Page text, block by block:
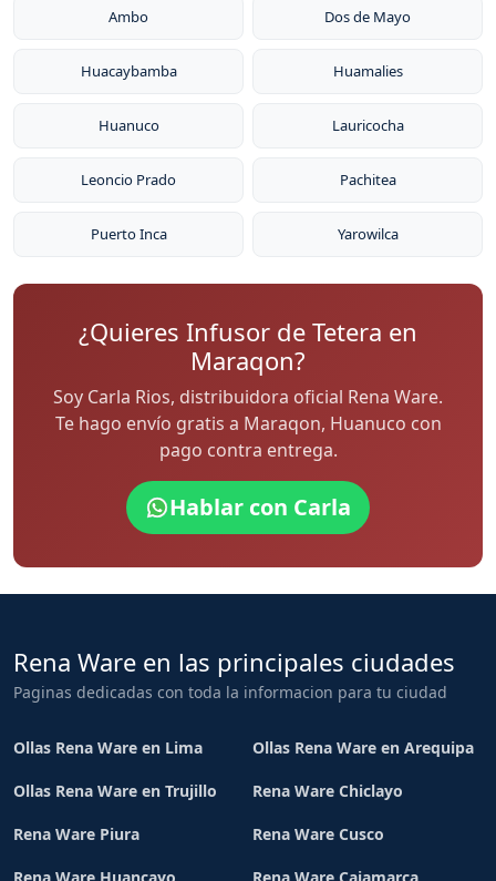
Ambo Dos de Mayo
Huacaybamba Huamalies
Huanuco Lauricocha
Leoncio Prado Pachitea
Puerto Inca Yarowilca
¿Quieres Infusor de Tetera en
Maraqon?
Soy Carla Rios, distribuidora oficial Rena Ware.
Te hago envío gratis a Maraqon, Huanuco con
pago contra entrega.
Hablar con Carla
Rena Ware en las principales ciudades
Paginas dedicadas con toda la informacion para tu ciudad
Ollas Rena Ware en Lima Ollas Rena Ware en Arequipa
Ollas Rena Ware en Trujillo Rena Ware Chiclayo
Rena Ware Piura Rena Ware Cusco